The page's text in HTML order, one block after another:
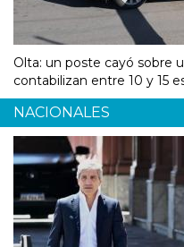
Olta: un poste cayó sobre
contabilizan entre 10 y 15
NACIONALES